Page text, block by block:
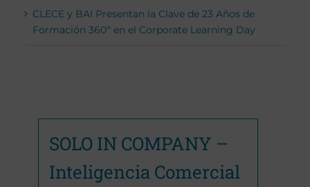
SOLO IN COMPANY –
Inteligencia Comercial
CLECE y BAI Presentan la Clave de 23 Años de
Formación 360º en el Corporate Learning Day